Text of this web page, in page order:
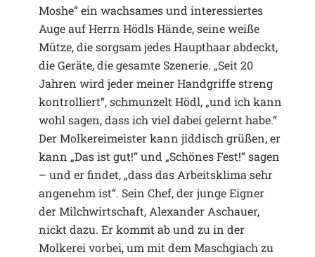
Moshe“ ein wachsames und interessiertes
Auge auf Herrn Hödls Hände, seine weiße
Mütze, die sorgsam jedes Haupthaar abdeckt,
die Geräte, die gesamte Szenerie. „Seit 20
Jahren wird jeder meiner Handgriffe streng
kontrolliert“, schmunzelt Hödl, „und ich kann
wohl sagen, dass ich viel dabei gelernt habe.“
Der Molkereimeister kann jiddisch grüßen, er
kann „Das ist gut!“ und „Schönes Fest!“ sagen
– und er findet, „dass das Arbeitsklima sehr
angenehm ist“. Sein Chef, der junge Eigner
der Milchwirtschaft, Alexander Aschauer,
nickt dazu. Er kommt ab und zu in der
Molkerei vorbei, um mit dem Maschgiach zu